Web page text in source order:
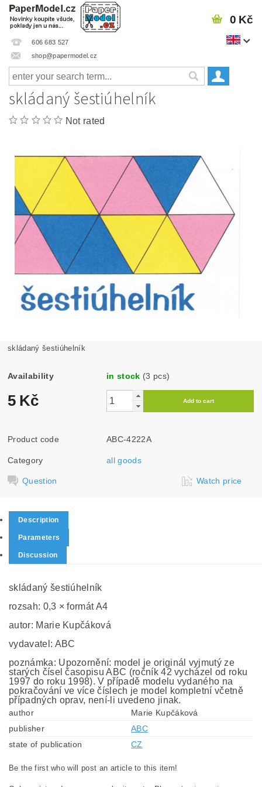
606 683 527
shop@papermodel.cz
0 Kč
skládaný šestiúhelník
Not rated
skládaný šestiúhelník
Availability in stock (3 pcs)
5 Kč
Product code ABC-4222A
Category all goods
Question Watch price
Description
Parameters
Discussion
skládaný šestiúhelník
rozsah: 0,3 × formát A4
autor: Marie Kupčáková
vydavatel: ABC
poznámka: Upozornění: model je originál vyjmutý ze
starých čísel časopisu ABC (ročník 42 vycházel od roku
1997 do roku 1998). V případě modelu vydaného na
pokračování ve více číslech je model kompletní včetně
případných oprav, není-li uvedeno jinak.
author
Marie Kupčáková
publisher
ABC
state of publication
CZ
Be the first who will post an article to this item!